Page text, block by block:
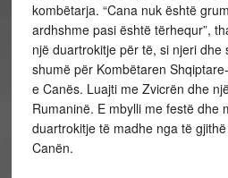
kombëtarja. “Cana nuk është
ardhshme pasi është tërhequr”,
një duartrokitje për të, si njeri dhe
shumë për Kombëtaren
e Canës. Luajti me Zvicrën dhe
Rumaninë. E mbylli me festë dhe
duartrokitje të madhe nga të
Canën.